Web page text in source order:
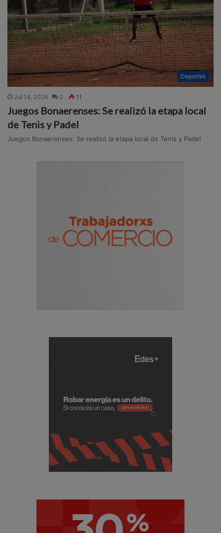
Deportes
Jul 14, 2026 0 11
Juegos Bonaerenses: Se realizó la etapa local
de Tenis y Padel
Juegos Bonaerenses: Se realizó la etapa local de Tenis y Padel